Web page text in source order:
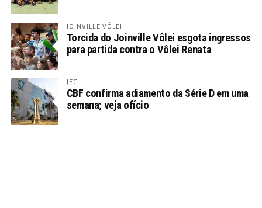
JOINVILLE VÔLEI
Torcida do Joinville Vôlei esgota ingressos
para partida contra o Vôlei Renata
JEC
CBF confirma adiamento da Série D em uma
semana; veja ofício